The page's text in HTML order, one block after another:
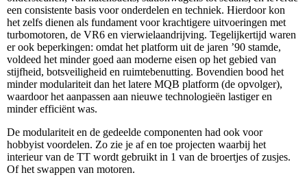
een consistente basis voor onderdelen en techniek. Hierdoor kon
het zelfs dienen als fundament voor krachtigere uitvoeringen met
turbomotoren, de VR6 en vierwielaandrijving. Tegelijkertijd waren
er ook beperkingen: omdat het platform uit de jaren ’90 stamde,
voldeed het minder goed aan moderne eisen op het gebied van
stijfheid, botsveiligheid en ruimtebenutting. Bovendien bood het
minder modulariteit dan het latere MQB platform (de opvolger),
waardoor het aanpassen aan nieuwe technologieën lastiger en
minder efficiënt was.
De modulariteit en de gedeelde componenten had ook voor
hobbyist voordelen. Zo zie je af en toe projecten waarbij het
interieur van de TT wordt gebruikt in 1 van de broertjes of zusjes.
Of het swappen van motoren.